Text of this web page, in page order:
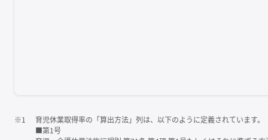
※1
育児休業取得率の「算出方法」列は、以下のように定義されています。
■第1号